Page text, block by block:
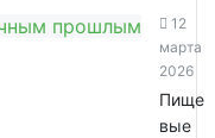
12
марта
2026
Пище
вые